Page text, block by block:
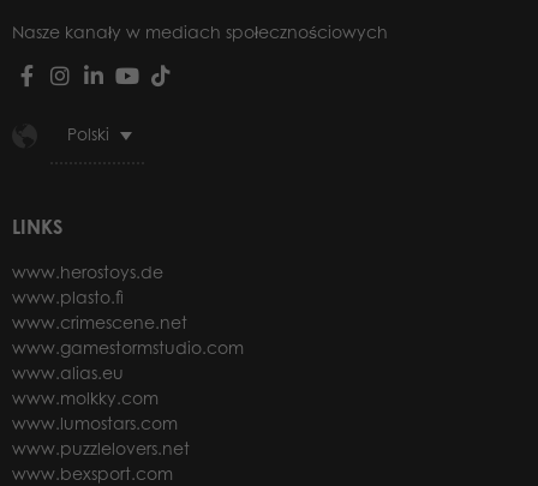
Nasze kanały w mediach społecznościowych
Polski
LINKS
www.herostoys.de
www.plasto.fi
www.crimescene.net
www.gamestormstudio.com
www.alias.eu
www.molkky.com
www.lumostars.com
www.puzzlelovers.net
www.bexsport.com